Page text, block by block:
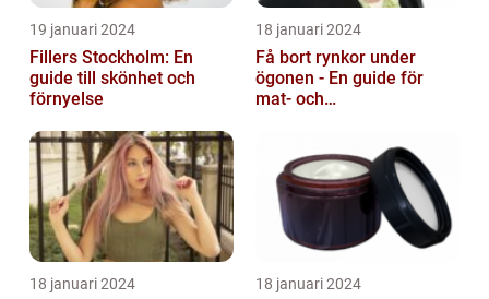
19 januari 2024
Fillers Stockholm: En
guide till skönhet och
förnyelse
18 januari 2024
Få bort rynkor under
ögonen - En guide för
mat- och
18 januari 2024 18 januari 2024